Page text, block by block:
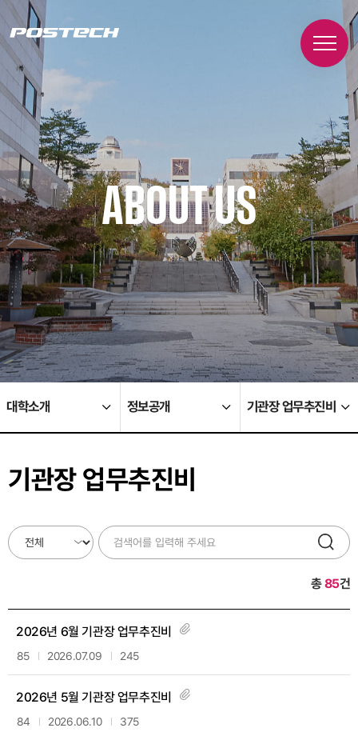
ABOUT US
대학소개 정보공개 기관장 업무추진비
기관장 업무추진비
총85건
85
2026년 6월 기관장 업무추진비
2026.07.09 245
84
2026년 5월 기관장 업무추진비
2026.06.10 375